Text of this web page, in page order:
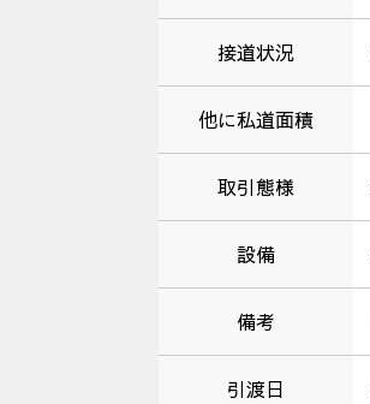
接道状況
他に私道面積
取引態様
設備
備考
引渡日